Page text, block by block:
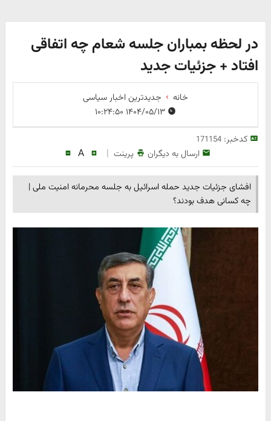
در لحظه بمباران جلسه شعام چه اتفاقی
افتاد + جزئیات جدید
خانه
جدیدترین اخبار سیاسی
۱۴۰۴/۰۵/۱۳ ۱۰:۲۴:۵۰
کدخبر:171154
ارسال به دیگران پرینت |
A
افشای جزئیات جدید حمله اسرائیل به جلسه محرمانه امنیت ملی |
چه کسانی هدف بودند؟